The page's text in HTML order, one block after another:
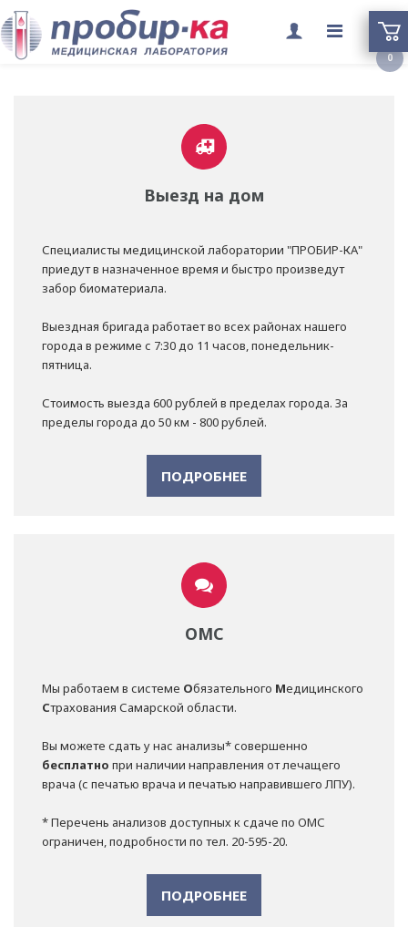
меню
Выезд на дом
Специалисты медицинской лаборатории "ПРОБИР-КА"
приедут в назначенное время и быстро произведут
забор биоматериала.
Выездная бригада работает во всех районах нашего
города в режиме с 7:30 до 11 часов, понедельник-
пятница.
Стоимость выезда 600 рублей в пределах города. За
пределы города до 50 км - 800 рублей.
ПОДРОБНЕЕ
ОМС
Мы работаем в системе Обязательного Медицинского
Страхования Самарской области.
Вы можете сдать у нас анализы* совершенно
бесплатно при наличии направления от лечащего
врача (с печатью врача и печатью направившего ЛПУ).
* Перечень анализов доступных к сдаче по ОМС
ограничен, подробности по тел. 20-595-20.
ПОДРОБНЕЕ
0